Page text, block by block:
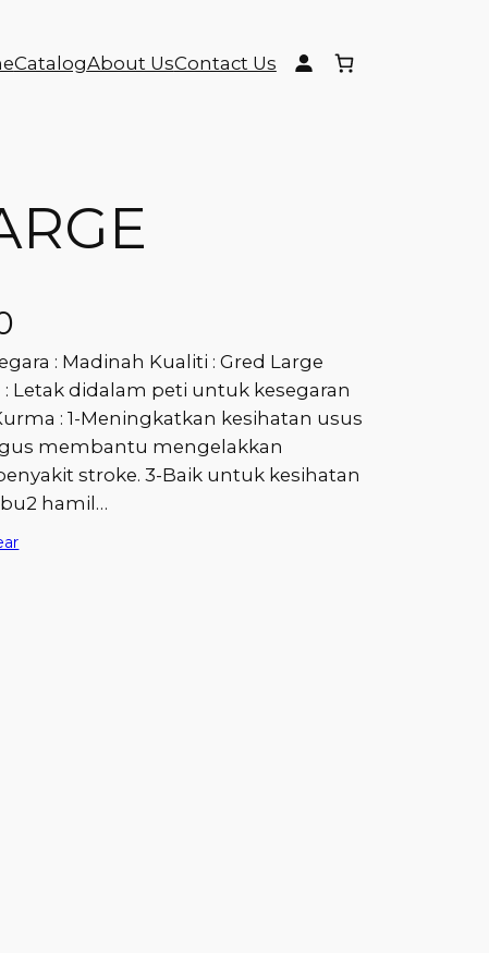
CatalogAbout UsContact Us
: Madinah Kualiti : Gred Large
: Letak didalam peti untuk kesegaran
: 1-Meningkatkan kesihatan usus
membantu mengelakkan
stroke. 3-Baik untuk kesihatan
hamil…